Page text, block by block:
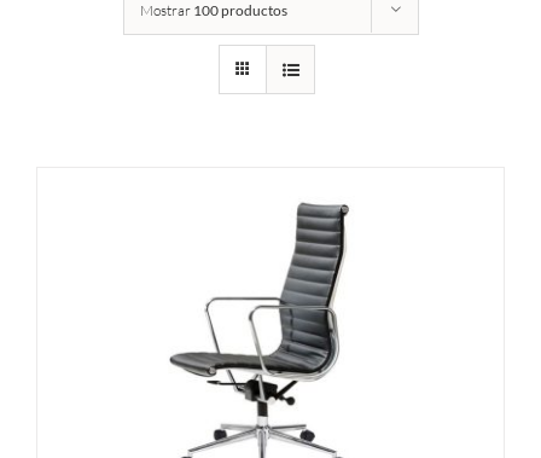
MESAS
ACCESORIOS
OFERTAS
Carrito de Compras
Mostrar 100 productos